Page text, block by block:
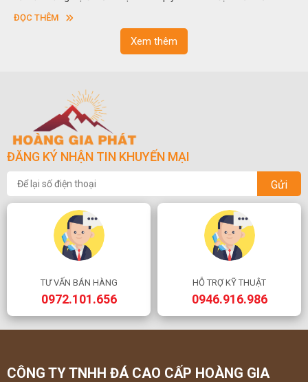
hoặc hình chữ nhật và có độ dày khác nhau.
THÊM
Xem thêm
ĐĂNG KÝ NHẬN TIN KHUYẾN MẠI
Gửi
TƯ VẤN BÁN HÀNG
0972.101.656
HỖ TRỢ KỸ THUẬT
0946.916.986
CÔNG TY TNHH ĐÁ CAO CẤP HOÀNG GIA